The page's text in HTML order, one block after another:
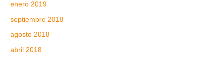
enero 2019
septiembre 2018
agosto 2018
abril 2018